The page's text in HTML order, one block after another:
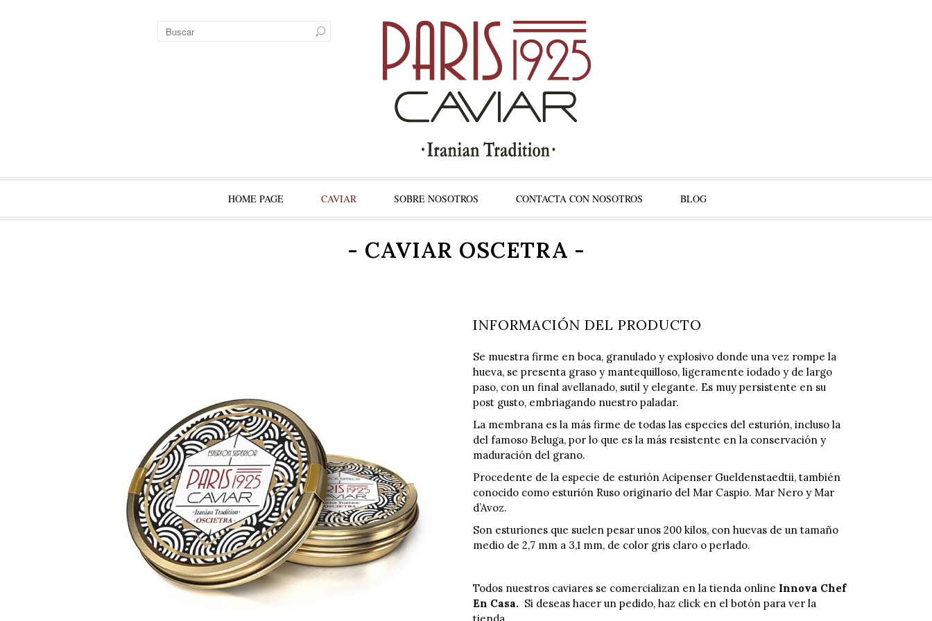
HOME PAGE CAVIAR SOBRE NOSOTROS CONTACTA CON NOSOTROS BLOG
- CAVIAR OSCETRA -
INFORMACIÓN DEL PRODUCTO
Se muestra firme en boca, granulado y explosivo donde una vez rompe la
hueva, se presenta graso y mantequilloso, ligeramente iodado y de largo
paso, con un final avellanado, sutil y elegante. Es muy persistente en su
post gusto, embriagando nuestro paladar.
La membrana es la más firme de todas las especies del esturión, incluso la
del famoso Beluga, por lo que es la más resistente en la conservación y
maduración del grano.
Procedente de la especie de esturión Acipenser Gueldenstaedtii, también
conocido como esturión Ruso originario del Mar Caspio. Mar Nero y Mar
d’Avoz.
Son esturiones que suelen pesar unos 200 kilos, con huevas de un tamaño
medio de 2,7 mm a 3,1 mm, de color gris claro o perlado.
Todos nuestros caviares se comercializan en la tienda online Innova Chef
En Casa. Si deseas hacer un pedido, haz click en el botón para ver la